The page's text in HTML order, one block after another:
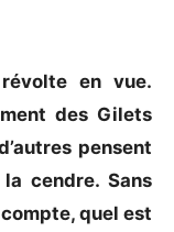
en vue.
des Gilets
pensent
cendre. Sans
quel est